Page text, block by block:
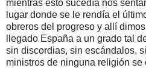
mientras esto sucedía nos
lugar donde se le rendía el
obreros del progreso y allí
llegado España a un grado tal
sin discordias, sin escándalos,
ministros de ninguna religión